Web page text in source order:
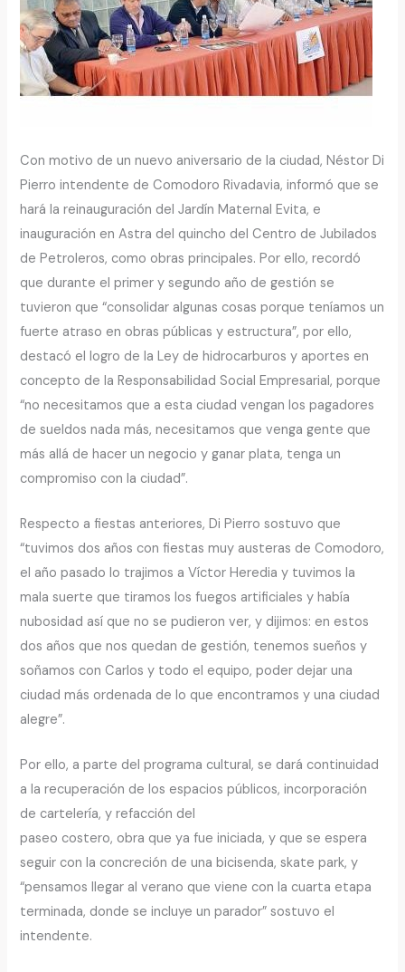
Con motivo de un nuevo aniversario de la ciudad, Néstor Di
Pierro intendente de Comodoro Rivadavia, informó que se
hará la reinauguración del Jardín Maternal Evita, e
inauguración en Astra del quincho del Centro de Jubilados
de Petroleros, como obras principales. Por ello, recordó
que durante el primer y segundo año de gestión se
tuvieron que “consolidar algunas cosas porque teníamos un
fuerte atraso en obras públicas y estructura”, por ello,
destacó el logro de la Ley de hidrocarburos y aportes en
concepto de la Responsabilidad Social Empresarial, porque
“no necesitamos que a esta ciudad vengan los pagadores
de sueldos nada más, necesitamos que venga gente que
más allá de hacer un negocio y ganar plata, tenga un
compromiso con la ciudad”.
Respecto a fiestas anteriores, Di Pierro sostuvo que
“tuvimos dos años con fiestas muy austeras de Comodoro,
el año pasado lo trajimos a Víctor Heredia y tuvimos la
mala suerte que tiramos los fuegos artificiales y había
nubosidad así que no se pudieron ver, y dijimos: en estos
dos años que nos quedan de gestión, tenemos sueños y
soñamos con Carlos y todo el equipo, poder dejar una
ciudad más ordenada de lo que encontramos y una ciudad
alegre”.
Por ello, a parte del programa cultural, se dará continuidad
a la recuperación de los espacios públicos, incorporación
de cartelería, y refacción del
paseo costero, obra que ya fue iniciada, y que se espera
seguir con la concreción de una bicisenda, skate park, y
“pensamos llegar al verano que viene con la cuarta etapa
terminada, donde se incluye un parador” sostuvo el
intendente.